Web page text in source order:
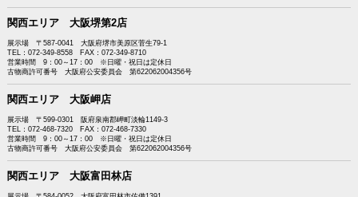
関西エリア 大阪堺第2店
展示場 〒587-0041 大阪府堺市美原区菅生79-1
TEL：072-349-8558 FAX：072-349-8710
営業時間 9：00～17：00 ※日曜・祝日は定休日
古物商許可番号 大阪府公安委員会 第622062004356号
関西エリア 大阪岬店
展示場 〒599-0301 阪府泉南郡岬町淡輪1149-3
TEL：072-468-7320 FAX：072-468-7330
営業時間 9：00～17：00 ※日曜・祝日は定休日
古物商許可番号 大阪府公安委員会 第622062004356号
関西エリア 大阪富田林店